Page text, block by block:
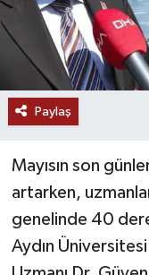
Paylaş
Mayısın son
artarken, uzmanlar
genelinde 40
Aydın